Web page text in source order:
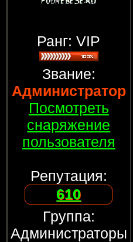
Ранг: VIP
Звание:
Администратор
Посмотреть
снаряжение
пользователя
Репутация:
610
Группа:
Администраторы